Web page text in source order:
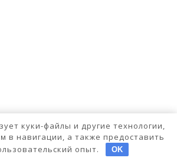
куки-файлы и другие технологии,
в навигации, а также предоставить
опыт.
OK